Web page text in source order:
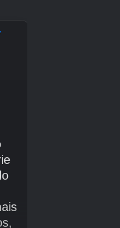
com um
comparação com
é possível
de não
no alvo para
de espaço de
do inimigo.
mais alto for
tempo de espera